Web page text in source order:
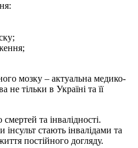
мозку – актуальна медико-
не тільки в Україні та її
та інвалідності.
інсульт стають інвалідами та
постійного догляду.